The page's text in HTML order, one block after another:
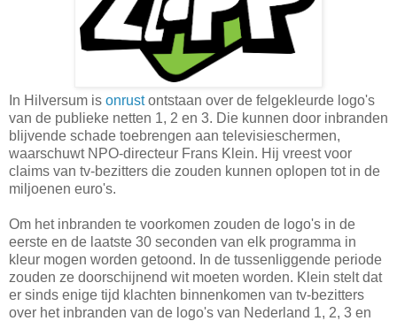
In Hilversum is onrustontstaan over de felgekleurde logo's
van de publieke netten 1, 2 en 3. Die kunnen door inbranden
blijvende schade toebrengen aan televisieschermen,
waarschuwt NPO-directeur Frans Klein. Hij vreest voor
claims van tv-bezitters die zouden kunnen oplopen tot in de
miljoenen euro's.
Om het inbranden te voorkomen zouden de logo's in de
eerste en de laatste 30 seconden van elk programma in
kleur mogen worden getoond. In de tussenliggende periode
zouden ze doorschijnend wit moeten worden. Klein stelt dat
er sinds enige tijd klachten binnenkomen van tv-bezitters
over het inbranden van de logo's van Nederland 1, 2, 3 en